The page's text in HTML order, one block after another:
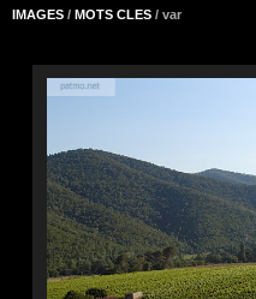
IMAGES / MOTS CLES / var